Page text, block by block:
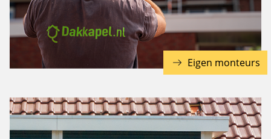
Eigen monteurs